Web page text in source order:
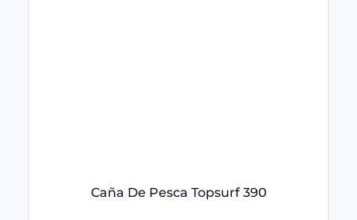
Caña De Pesca Topsurf 390